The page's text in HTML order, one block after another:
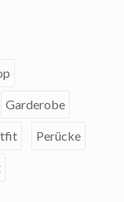
Garderobe
Perücke